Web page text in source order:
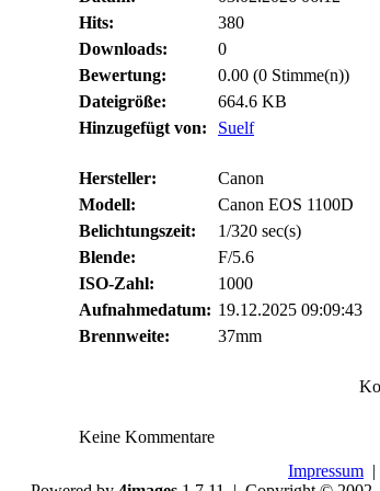
Hits:
380
Downloads:
0
Bewertung:
0.00 (0 Stimme(n))
Dateigröße:
664.6 KB
Hinzugefügt von:
Suelf
Hersteller:
Canon
Modell:
Canon EOS 1100D
Belichtungszeit:
1/320 sec(s)
Blende:
F/5.6
ISO-Zahl:
1000
Aufnahmedatum: 19.12.2025 09:09:43
Brennweite:
37mm
Keine Kommentare
Impressum |